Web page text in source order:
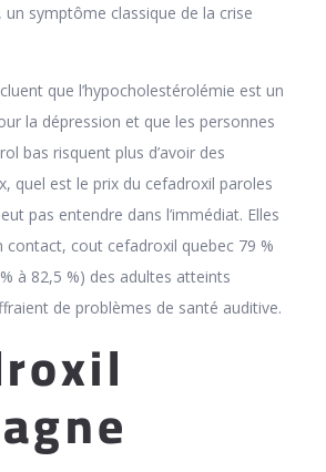
un symptôme classique de la crise
que l’hypocholestérolémie est un
la dépression et que les personnes
bas risquent plus d’avoir des
quel est le prix du cefadroxil paroles
pas entendre dans l’immédiat. Elles
contact, cout cefadroxil quebec 79 %
à 82,5 %) des adultes atteints
de problèmes de santé auditive.